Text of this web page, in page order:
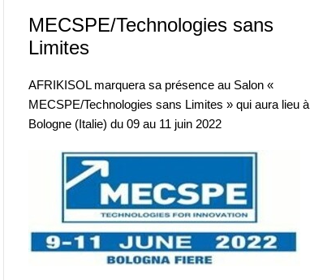
MECSPE/Technologies sans
Limites
AFRIKISOL marquera sa présence au Salon «
MECSPE/Technologies sans Limites » qui aura lieu à
Bologne (Italie) du 09 au 11 juin 2022